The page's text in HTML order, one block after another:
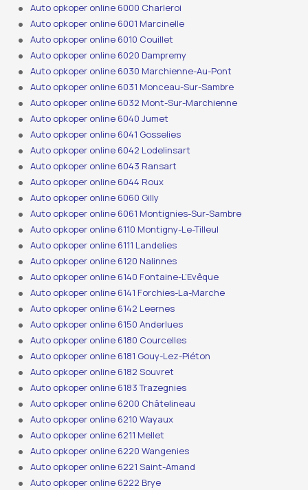
Auto opkoper online 6000 Charleroi
Auto opkoper online 6001 Marcinelle
Auto opkoper online 6010 Couillet
Auto opkoper online 6020 Dampremy
Auto opkoper online 6030 Marchienne-Au-Pont
Auto opkoper online 6031 Monceau-Sur-Sambre
Auto opkoper online 6032 Mont-Sur-Marchienne
Auto opkoper online 6040 Jumet
Auto opkoper online 6041 Gosselies
Auto opkoper online 6042 Lodelinsart
Auto opkoper online 6043 Ransart
Auto opkoper online 6044 Roux
Auto opkoper online 6060 Gilly
Auto opkoper online 6061 Montignies-Sur-Sambre
Auto opkoper online 6110 Montigny-Le-Tilleul
Auto opkoper online 6111 Landelies
Auto opkoper online 6120 Nalinnes
Auto opkoper online 6140 Fontaine-L’Evêque
Auto opkoper online 6141 Forchies-La-Marche
Auto opkoper online 6142 Leernes
Auto opkoper online 6150 Anderlues
Auto opkoper online 6180 Courcelles
Auto opkoper online 6181 Gouy-Lez-Piéton
Auto opkoper online 6182 Souvret
Auto opkoper online 6183 Trazegnies
Auto opkoper online 6200 Châtelineau
Auto opkoper online 6210 Wayaux
Auto opkoper online 6211 Mellet
Auto opkoper online 6220 Wangenies
Auto opkoper online 6221 Saint-Amand
Auto opkoper online 6222 Brye